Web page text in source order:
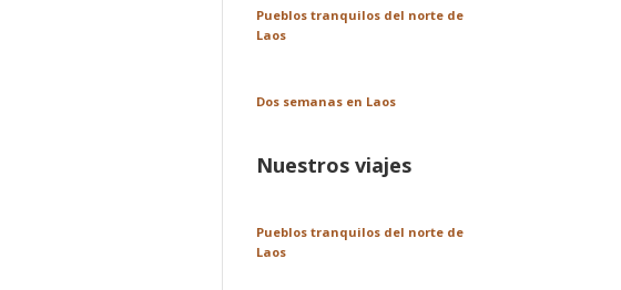
Pueblos tranquilos del norte de
Laos
Dos semanas en Laos
Nuestros viajes
Pueblos tranquilos del norte de
Laos